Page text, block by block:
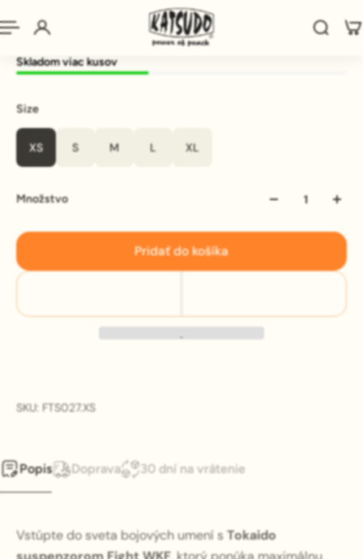
€17,90
Skladom viac kusov
Size
XS S M L XL
Množstvo
Pridať do košíka
SKU: FTS027.XS
Popis Doprava 30 dní na vrátenie
Vstúpte do sveta bojových umení sTokaido